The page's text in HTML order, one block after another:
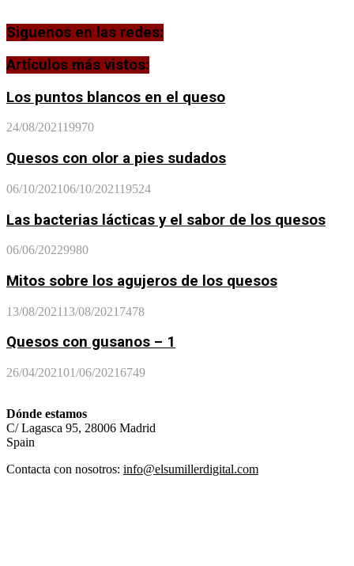
Siguenos en las redes:
Artículos más vistos:
Los puntos blancos en el queso
24/08/202119970
Quesos con olor a pies sudados
06/10/202106/10/202119524
Las bacterias lácticas y el sabor de los quesos
06/06/20229980
Mitos sobre los agujeros de los quesos
13/08/202113/08/2021 7478
Quesos con gusanos – 1
26/04/202101/06/20216749
Dónde estamos
C/ Lagasca 95, 28006 Madrid
Spain
Contacta con nosotros: info@elsumillerdigital.com